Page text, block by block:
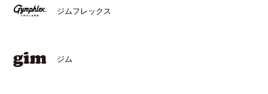
ジムフレックス
ジム